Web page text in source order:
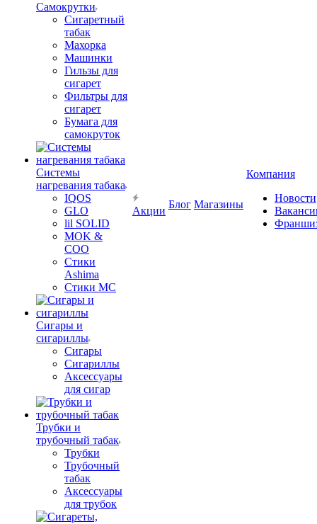
Самокрутки
Сигаретный
табак
Махорка
Машинки
Гильзы для
сигарет
Фильтры для
сигарет
Бумага для
самокруток
Системы
нагревания табака
IQOS
GLO
lil SOLID
MOK &
COO
Стики
Ashima
Стики MC
Сигары и
сигариллы
Сигары
Сигариллы
Аксессуары
для сигар
Трубки и
трубочный табак
Трубки
Трубочный
табак
Аксессуары
для трубок
Акции
Блог Магазины
Компания
Новости